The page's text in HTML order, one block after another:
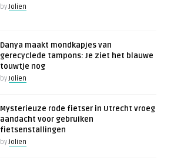
byJolien
Danya maakt mondkapjes van
gerecyclede tampons: Je ziet het blauwe
touwtje nog
byJolien
Mysterieuze rode fietser in Utrecht vroeg
aandacht voor gebruiken
fietsenstallingen
byJolien